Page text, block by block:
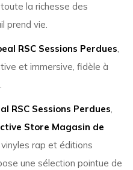
la richesse des
prend vie.
RSC Sessions Perdues,
et immersive, fidèle à
RSC Sessions Perdues,
Store Magasin de
rap et éditions
une sélection pointue de